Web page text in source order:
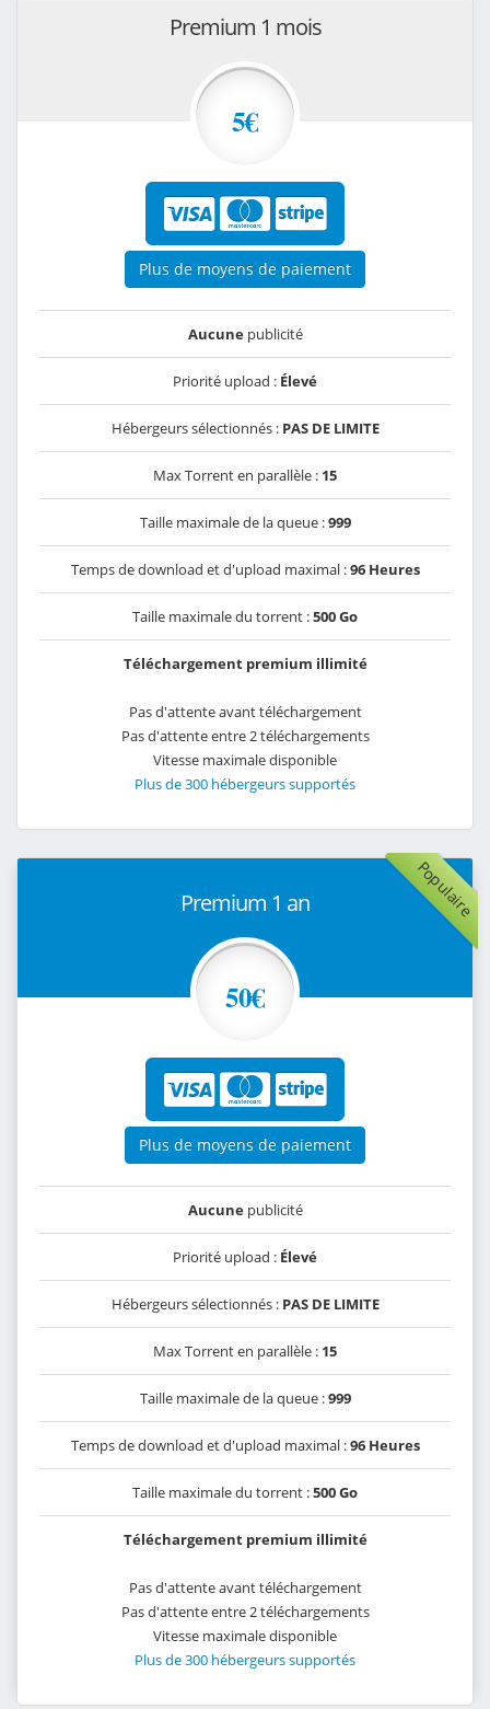
Premium 1 mois
5€
Plus de moyens de paiement
Aucunepublicité
Priorité upload : Élevé
Hébergeurs sélectionnés : PAS DE LIMITE
Max Torrent en parallèle : 15
Taille maximale de la queue :999
Temps de download et d'upload maximal :96 Heures
Taille maximale du torrent :500 Go
Téléchargement premium illimité
Pas d'attente avant téléchargement
Pas d'attente entre 2 téléchargements
Vitesse maximale disponible
Plus de 300 hébergeurs supportés
Populaire
Premium 1 an
50€
Plus de moyens de paiement
Aucunepublicité
Priorité upload : Élevé
Hébergeurs sélectionnés : PAS DE LIMITE
Max Torrent en parallèle : 15
Taille maximale de la queue :999
Temps de download et d'upload maximal :96 Heures
Taille maximale du torrent :500 Go
Téléchargement premium illimité
Pas d'attente avant téléchargement
Pas d'attente entre 2 téléchargements
Vitesse maximale disponible
Plus de 300 hébergeurs supportés